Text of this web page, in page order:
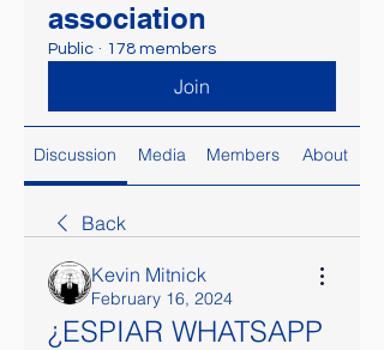
association
Public · 178 members
Join
Discussion Media Members About
Back
Kevin Mitnick
February 16, 2024
¿ESPIAR WHATSAPP